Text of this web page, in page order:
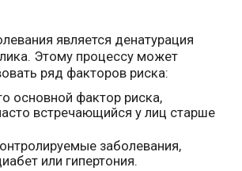
является денатурация
Этому процессу может
ряд факторов риска:
основной фактор риска,
встречающийся у лиц старше
заболевания,
или гипертония.